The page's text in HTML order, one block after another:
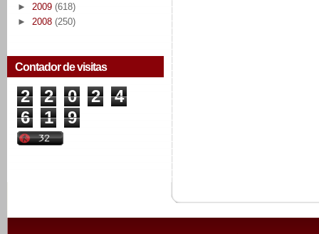
► 2009 (618)
► 2008 (250)
Contador de visitas
2 2 0 2
4
6
1 9